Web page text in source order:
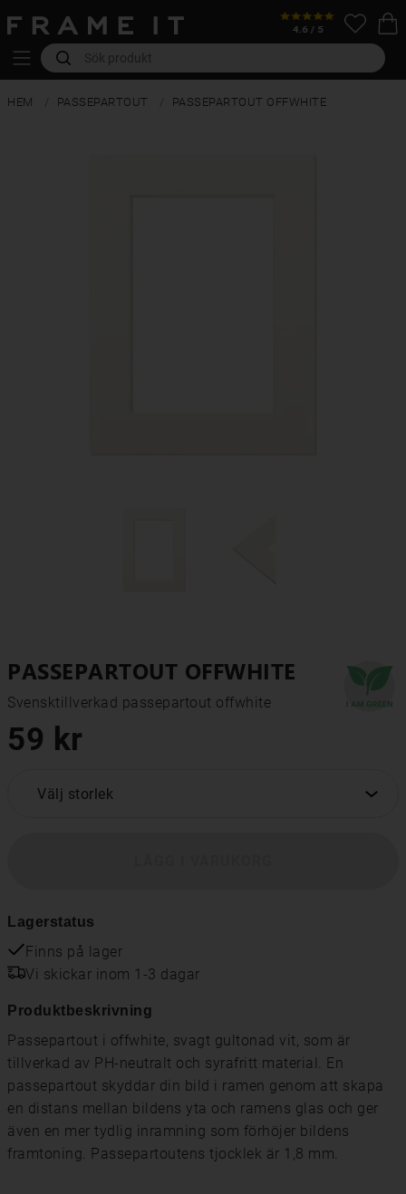
HEM PASSEPARTOUT PASSEPARTOUT OFFWHITE
PASSEPARTOUT OFFWHITE
Svensktillverkad passepartout offwhite
59 kr
Välj storlek
Lagerstatus
Finns på lager
Vi skickar inom 1-3 dagar
Produktbeskrivning
Passepartout i offwhite, svagt gultonad vit, som är
tillverkad av PH-neutralt och syrafritt material. En
passepartout skyddar din bild i ramen genom att skapa
en distans mellan bildens yta och ramens glas och ger
även en mer tydlig inramning som förhöjer bildens
framtoning. Passepartoutens tjocklek är 1,8 mm.